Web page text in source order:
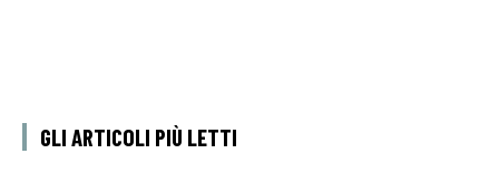
GLI ARTICOLI PIÙ LETTI